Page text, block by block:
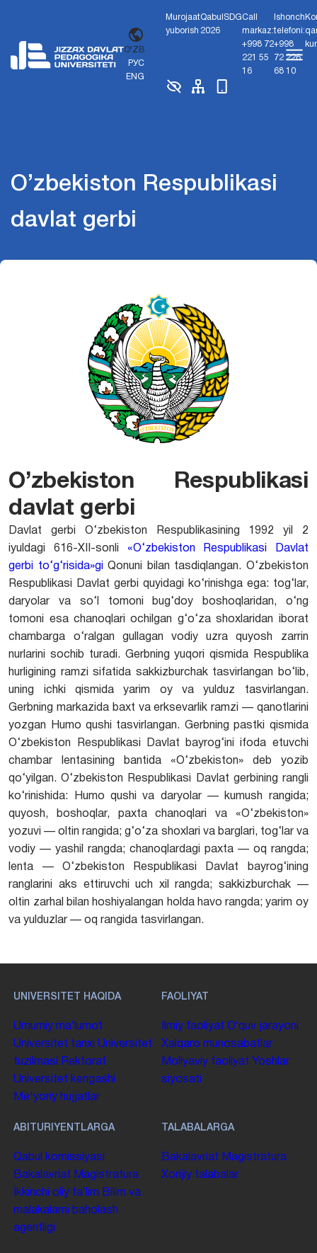
O'ZB
РУС
ENG
Murojaat
yuborish
Qabul
2026
SDGCall
markaz:
+998 72
221 55
16
Ishonch
telefoni:
+998
72 226
68 10
O’zbekiston Respublikasi
davlat gerbi
O’zbekiston Respublikasi
davlat gerbi
Davlat gerbi O‘zbekiston Respublikasining 1992 yil 2
iyuldagi 616-XII-sonli
«O‘zbekiston Respublikasi Davlat
gerbi to‘g‘risida»gi
Qonuni bilan tasdiqlangan. O‘zbekiston
Respublikasi Davlat gerbi quyidagi ko‘rinishga ega: tog‘lar,
daryolar va so‘l tomoni bug‘doy boshoqlaridan, o‘ng
tomoni esa chanoqlari ochilgan g‘o‘za shoxlaridan iborat
chambarga o‘ralgan gullagan vodiy uzra quyosh zarrin
nurlarini sochib turadi. Gerbning yuqori qismida Respublika
hurligining ramzi sifatida sakkizburchak tasvirlangan bo‘lib,
uning ichki qismida yarim oy va yulduz tasvirlangan.
Gerbning markazida baxt va erksevarlik ramzi — qanotlarini
yozgan Humo qushi tasvirlangan. Gerbning pastki qismida
O‘zbekiston Respublikasi Davlat bayrog‘ini ifoda etuvchi
chambar lentasining bantida «O‘zbekiston» deb yozib
qo‘yilgan. O‘zbekiston Respublikasi Davlat gerbining rangli
ko‘rinishida: Humo qushi va daryolar — kumush rangida;
quyosh, boshoqlar, paxta chanoqlari va «O‘zbekiston»
yozuvi — oltin rangida; g‘o‘za shoxlari va barglari, tog‘lar va
vodiy — yashil rangda; chanoqlardagi paxta — oq rangda;
lenta — O‘zbekiston Respublikasi Davlat bayrog‘ining
ranglarini aks ettiruvchi uch xil rangda; sakkizburchak —
oltin zarhal bilan hoshiyalangan holda havo rangda; yarim oy
va yulduzlar — oq rangida tasvirlangan.
UNIVERSITET HAQIDA
Umumiy maʼlumot
Universitet tarixi Universitet
tuzilmasi
Rektorat
Universitet kengashi
Me'yoriy hujjatlar
FAOLIYAT
Ilmiy faoliyat Oʻquv jarayoni
Xalqaro munosabatlar
Moliyaviy faoliyat Yoshlar
siyosati
ABITURIYENTLARGA
Qabul komissiyasi
Bakalavriat Magistratura
Ikkinchi oliy taʼlim Bilim va
malakalarni baholash
agentligi
TALABALARGA
Bakalavriat Magistratura
Xorijiy talabalar